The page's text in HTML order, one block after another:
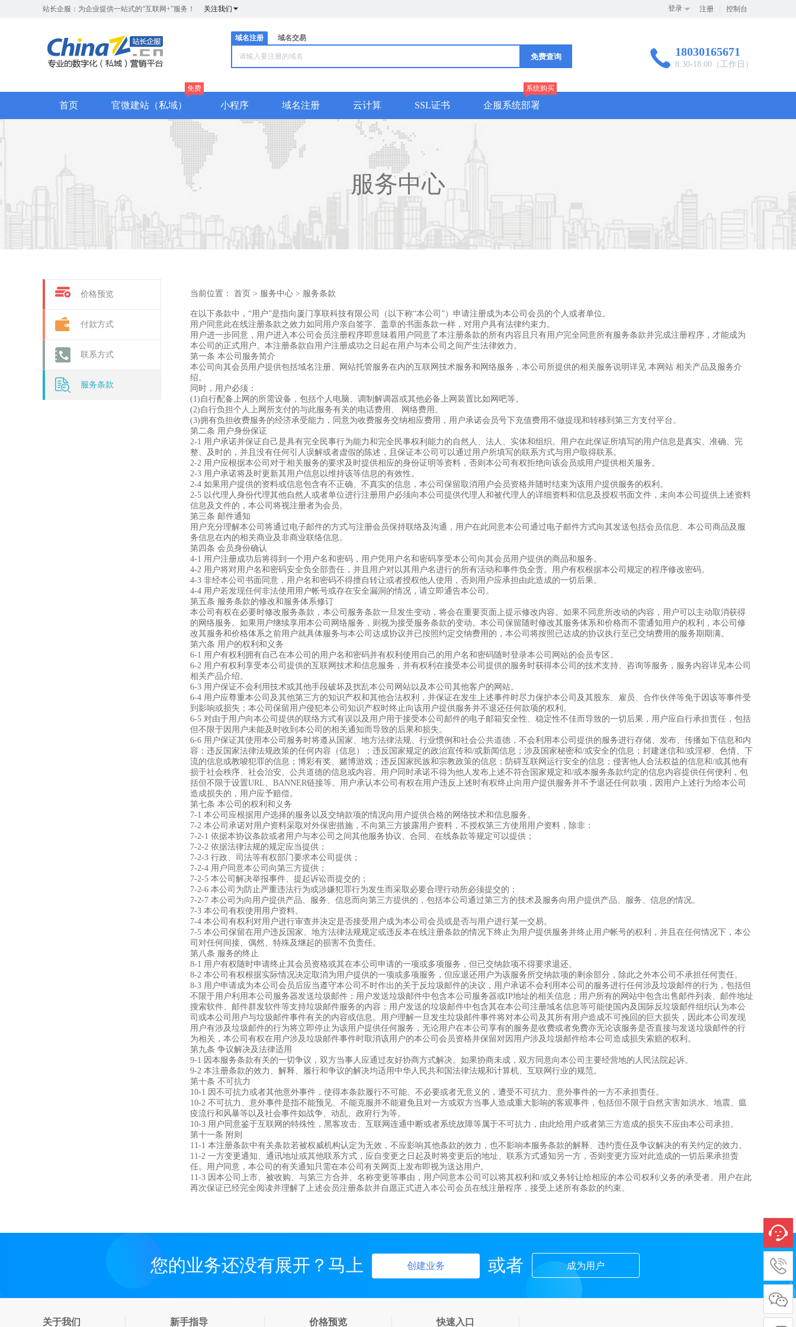
站长企服：为企业提供一站式的“互联网+”服务！ 关注我们 登录 注册 控制台
域名注册 域名交易
免费查询  18030165671
8:30-18:00（工作日）
首页 官微建站（私域）
免费
小程序 域名注册 云计算 SSL证书 企服系统部署
系统购买
服务中心
价格预览
付款方式
联系方式
服务条款
当前位置： 首页 > 服务中心 > 服务条款
在以下条款中，“用户”是指向厦门享联科技有限公司（以下称“本公司”）申请注册成为本公司会员的个人或者单位。
用户同意此在线注册条款之效力如同用户亲自签字、盖章的书面条款一样，对用户具有法律约束力。
用户进一步同意，用户进入本公司会员注册程序即意味着用户同意了本注册条款的所有内容且只有用户完全同意所有服务条款并完成注册程序，才能成为
本公司的正式用户。本注册条款自用户注册成功之日起在用户与本公司之间产生法律效力。
第一条 本公司服务简介
本公司向其会员用户提供包括域名注册、网站托管服务在内的互联网技术服务和网络服务，本公司所提供的相关服务说明详见 本网站 相关产品及服务介
绍。
同时，用户必须：
(1)自行配备上网的所需设备，包括个人电脑、调制解调器或其他必备上网装置比如网吧等。
(2)自行负担个人上网所支付的与此服务有关的电话费用、 网络费用。
(3)拥有负担收费服务的经济承受能力，同意为收费服务交纳相应费用，用户承诺会员号下充值费用不做提现和转移到第三方支付平台。
第二条 用户身份保证
2-1 用户承诺并保证自己是具有完全民事行为能力和完全民事权利能力的自然人、法人、实体和组织。用户在此保证所填写的用户信息是真实、准确、完
整、及时的，并且没有任何引人误解或者虚假的陈述，且保证本公司可以通过用户所填写的联系方式与用户取得联系。
2-2 用户应根据本公司对于相关服务的要求及时提供相应的身份证明等资料，否则本公司有权拒绝向该会员或用户提供相关服务。
2-3 用户承诺将及时更新其用户信息以维持该等信息的有效性。
2-4 如果用户提供的资料或信息包含有不正确、不真实的信息，本公司保留取消用户会员资格并随时结束为该用户提供服务的权利。
2-5 以代理人身份代理其他自然人或者单位进行注册用户必须向本公司提供代理人和被代理人的详细资料和信息及授权书面文件，未向本公司提供上述资料
信息及文件的，本公司将视注册者为会员。
第三条 邮件通知
用户充分理解本公司将通过电子邮件的方式与注册会员保持联络及沟通，用户在此同意本公司通过电子邮件方式向其发送包括会员信息、本公司商品及服
务信息在内的相关商业及非商业联络信息。
第四条 会员身份确认
4-1 用户注册成功后将得到一个用户名和密码，用户凭用户名和密码享受本公司向其会员用户提供的商品和服务。
4-2 用户将对用户名和密码安全负全部责任，并且用户对以其用户名进行的所有活动和事件负全责。用户有权根据本公司规定的程序修改密码。
4-3 非经本公司书面同意，用户名和密码不得擅自转让或者授权他人使用，否则用户应承担由此造成的一切后果。
4-4 用户若发现任何非法使用用户帐号或存在安全漏洞的情况，请立即通告本公司。
第五条 服务条款的修改和服务体系修订
本公司有权在必要时修改服务条款，本公司服务条款一旦发生变动，将会在重要页面上提示修改内容。如果不同意所改动的内容，用户可以主动取消获得
的网络服务。如果用户继续享用本公司网络服务，则视为接受服务条款的变动。本公司保留随时修改其服务体系和价格而不需通知用户的权利，本公司修
改其服务和价格体系之前用户就具体服务与本公司达成协议并已按照约定交纳费用的，本公司将按照已达成的协议执行至已交纳费用的服务期期满。
第六条 用户的权利和义务
6-1 用户有权利拥有自己在本公司的用户名和密码并有权利使用自己的用户名和密码随时登录本公司网站的会员专区。
6-2 用户有权利享受本公司提供的互联网技术和信息服务，并有权利在接受本公司提供的服务时获得本公司的技术支持、咨询等服务，服务内容详见本公司
相关产品介绍。
6-3 用户保证不会利用技术或其他手段破坏及扰乱本公司网站以及本公司其他客户的网站。
6-4 用户应尊重本公司及其他第三方的知识产权和其他合法权利，并保证在发生上述事件时尽力保护本公司及其股东、雇员、合作伙伴等免于因该等事件受
到影响或损失；本公司保留用户侵犯本公司知识产权时终止向该用户提供服务并不退还任何款项的权利。
6-5 对由于用户向本公司提供的联络方式有误以及用户用于接受本公司邮件的电子邮箱安全性、稳定性不佳而导致的一切后果，用户应自行承担责任，包括
但不限于因用户未能及时收到本公司的相关通知而导致的后果和损失。
6-6 用户保证其使用本公司服务时将遵从国家、地方法律法规、行业惯例和社会公共道德，不会利用本公司提供的服务进行存储、发布、传播如下信息和内
容：违反国家法律法规政策的任何内容（信息）；违反国家规定的政治宣传和/或新闻信息；涉及国家秘密和/或安全的信息；封建迷信和/或淫秽、色情、下
流的信息或教唆犯罪的信息；博彩有奖、赌博游戏；违反国家民族和宗教政策的信息；防碍互联网运行安全的信息；侵害他人合法权益的信息和/或其他有
损于社会秩序、社会治安、公共道德的信息或内容。用户同时承诺不得为他人发布上述不符合国家规定和/或本服务条款约定的信息内容提供任何便利，包
括但不限于设置URL、BANNER链接等。用户承认本公司有权在用户违反上述时有权终止向用户提供服务并不予退还任何款项，因用户上述行为给本公司
造成损失的，用户应予赔偿。
第七条 本公司的权利和义务
7-1 本公司应根据用户选择的服务以及交纳款项的情况向用户提供合格的网络技术和信息服务。
7-2 本公司承诺对用户资料采取对外保密措施，不向第三方披露用户资料，不授权第三方使用用户资料，除非：
7-2-1 依据本协议条款或者用户与本公司之间其他服务协议、合同、在线条款等规定可以提供；
7-2-2 依据法律法规的规定应当提供；
7-2-3 行政、司法等有权部门要求本公司提供；
7-2-4 用户同意本公司向第三方提供；
7-2-5 本公司解决举报事件、提起诉讼而提交的；
7-2-6 本公司为防止严重违法行为或涉嫌犯罪行为发生而采取必要合理行动所必须提交的；
7-2-7 本公司为向用户提供产品、服务、信息而向第三方提供的，包括本公司通过第三方的技术及服务向用户提供产品、服务、信息的情况。
7-3 本公司有权使用用户资料。
7-4 本公司有权利对用户进行审查并决定是否接受用户成为本公司会员或是否与用户进行某一交易。
7-5 本公司保留在用户违反国家、地方法律法规规定或违反本在线注册条款的情况下终止为用户提供服务并终止用户帐号的权利，并且在任何情况下，本公
司对任何间接、偶然、特殊及继起的损害不负责任。
第八条 服务的终止
8-1 用户有权随时申请终止其会员资格或其在本公司申请的一项或多项服务，但已交纳款项不得要求退还。
8-2 本公司有权根据实际情况决定取消为用户提供的一项或多项服务，但应退还用户为该服务所交纳款项的剩余部分，除此之外本公司不承担任何责任。
8-3 用户申请成为本公司会员后应当遵守本公司不时作出的关于反垃圾邮件的决议，用户承诺不会利用本公司的服务进行任何涉及垃圾邮件的行为，包括但
不限于用户利用本公司服务器发送垃圾邮件；用户发送垃圾邮件中包含本公司服务器或IP地址的相关信息；用户所有的网站中包含出售邮件列表、邮件地址
搜索软件、邮件群发软件等支持垃圾邮件服务的内容；用户发送的垃圾邮件中包含其在本公司注册域名信息等可能使国内及国际反垃圾邮件组织认为本公
司或本公司用户与垃圾邮件事件有关的内容或信息。用户理解一旦发生垃圾邮件事件将对本公司及其所有用户造成不可挽回的巨大损失，因此本公司发现
用户有涉及垃圾邮件的行为将立即停止为该用户提供任何服务，无论用户在本公司享有的服务是收费或者免费亦无论该服务是否直接与发送垃圾邮件的行
为相关，本公司有权在用户涉及垃圾邮件事件时取消该用户的本公司会员资格并保留对因用户涉及垃圾邮件给本公司造成损失索赔的权利。
第九条 争议解决及法律适用
9-1 因本服务条款有关的一切争议，双方当事人应通过友好协商方式解决。如果协商未成，双方同意向本公司主要经营地的人民法院起诉。
9-2 本注册条款的效力、解释、履行和争议的解决均适用中华人民共和国法律法规和计算机、互联网行业的规范。
第十条 不可抗力
10-1 因不可抗力或者其他意外事件，使得本条款履行不可能、不必要或者无意义的，遭受不可抗力、意外事件的一方不承担责任。
10-2 不可抗力、意外事件是指不能预见、不能克服并不能避免且对一方或双方当事人造成重大影响的客观事件，包括但不限于自然灾害如洪水、地震、瘟
疫流行和风暴等以及社会事件如战争、动乱、政府行为等。
10-3 用户同意鉴于互联网的特殊性，黑客攻击、互联网连通中断或者系统故障等属于不可抗力，由此给用户或者第三方造成的损失不应由本公司承担。
第十一条 附则
11-1 本注册条款中有关条款若被权威机构认定为无效，不应影响其他条款的效力，也不影响本服务条款的解释、违约责任及争议解决的有关约定的效力。
11-2 一方变更通知、通讯地址或其他联系方式，应自变更之日起及时将变更后的地址、联系方式通知另一方，否则变更方应对此造成的一切后果承担责
任。用户同意，本公司的有关通知只需在本公司有关网页上发布即视为送达用户。
11-3 因本公司上市、被收购、与第三方合并、名称变更等事由，用户同意本公司可以将其权利和/或义务转让给相应的本公司权利/义务的承受者。用户在此
再次保证已经完全阅读并理解了上述会员注册条款并自愿正式进入本公司会员在线注册程序，接受上述所有条款的约束。
您的业务还没有展开？马上 创建业务 或者 成为用户
关于我们 新手指导 价格预览 快速入口